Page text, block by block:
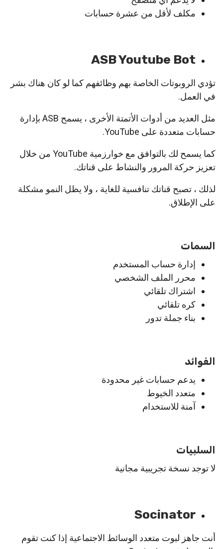
مكلف لأقل من عشرة حسابات
ASB Youtube Bot
تؤدي الروبوتات الخاصة بهم وظائفهم كما لو كان هناك بشر
في العمل.
مثل العديد من أدوات الأتمتة الأخرى ، يسمح ASB بإدارة
حسابات متعددة على YouTube.
كما يسمح لك بالتوافق مع خوارزمية YouTube من خلال
تعزيز حركة المرور والنشاط على قناتك.
لذلك ، تصبح قناتك تنافسية للغاية ، ولا يظل النمو مشكلة
على الإطلاق.
السمات
إدارة حساب المستخدم
محرر الملف الشخصي
اشتراك تلقائي
كره تلقائي
بناء جملة تدور
الفوائد
يدعم حسابات غير محدودة
متعدد الخيوط
آمنة للاستخدام
السلبيات
لا توجد نسخة تجريبية مجانية
Socinator
أنت جاهز لبوت متعدد الوسائط الاجتماعية إذا كنت تقوم